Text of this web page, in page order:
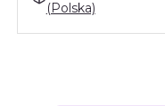
(Polska)